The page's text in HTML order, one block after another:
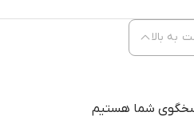
شما هستیم
به بالا